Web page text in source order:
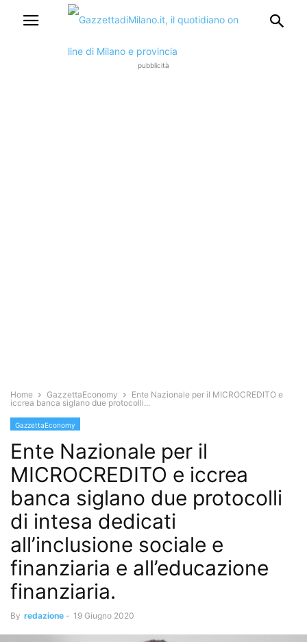
pubblicità
Home GazzettaEconomy
Ente Nazionale per il MICROCREDITO e
iccrea banca siglano due protocolli...
GazzettaEconomy
Ente Nazionale per il
MICROCREDITO e iccrea
banca siglano due protocolli
di intesa dedicati
all’inclusione sociale e
finanziaria e all’educazione
finanziaria.
By redazione - 19 Giugno 2020